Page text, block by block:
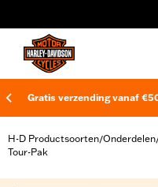
Gratis verzending vanaf
H-D Productsoorten/Onderdelen
Tour-Pak